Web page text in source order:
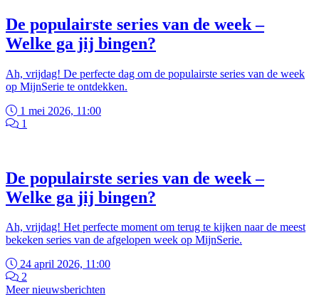
De populairste series van de week –
Welke ga jij bingen?
Ah, vrijdag! De perfecte dag om de populairste series van de week
op MijnSerie te ontdekken.
1 mei 2026, 11:00
1
De populairste series van de week –
Welke ga jij bingen?
Ah, vrijdag! Het perfecte moment om terug te kijken naar de meest
bekeken series van de afgelopen week op MijnSerie.
24 april 2026, 11:00
2
Meer nieuwsberichten